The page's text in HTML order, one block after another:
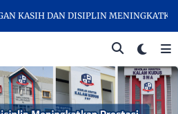
KASIH DAN DISIPLIN MENINGKATKAN